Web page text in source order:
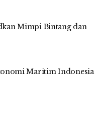
Mimpi Bintang dan
Maritim Indonesia